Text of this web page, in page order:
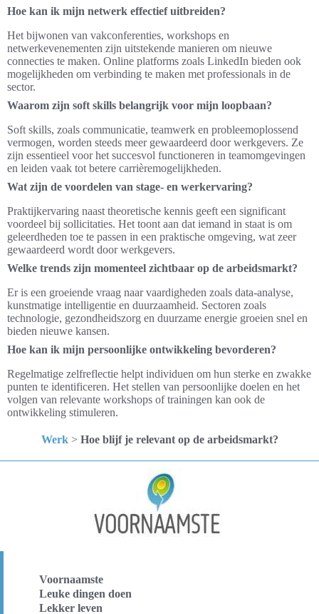
Hoe kan ik mijn netwerk effectief uitbreiden?
Het bijwonen van vakconferenties, workshops en
netwerkevenementen zijn uitstekende manieren om nieuwe
connecties te maken. Online platforms zoals LinkedIn bieden ook
mogelijkheden om verbinding te maken met professionals in de
sector.
Waarom zijn soft skills belangrijk voor mijn loopbaan?
Soft skills, zoals communicatie, teamwerk en probleemoplossend
vermogen, worden steeds meer gewaardeerd door werkgevers. Ze
zijn essentieel voor het succesvol functioneren in teamomgevingen
en leiden vaak tot betere carrièremogelijkheden.
Wat zijn de voordelen van stage- en werkervaring?
Praktijkervaring naast theoretische kennis geeft een significant
voordeel bij sollicitaties. Het toont aan dat iemand in staat is om
geleerdheden toe te passen in een praktische omgeving, wat zeer
gewaardeerd wordt door werkgevers.
Welke trends zijn momenteel zichtbaar op de arbeidsmarkt?
Er is een groeiende vraag naar vaardigheden zoals data-analyse,
kunstmatige intelligentie en duurzaamheid. Sectoren zoals
technologie, gezondheidszorg en duurzame energie groeien snel en
bieden nieuwe kansen.
Hoe kan ik mijn persoonlijke ontwikkeling bevorderen?
Regelmatige zelfreflectie helpt individuen om hun sterke en zwakke
punten te identificeren. Het stellen van persoonlijke doelen en het
volgen van relevante workshops of trainingen kan ook de
ontwikkeling stimuleren.
Werk> Hoe blijf je relevant op de arbeidsmarkt?
Voornaamste
Leuke dingen doen
Lekker leven